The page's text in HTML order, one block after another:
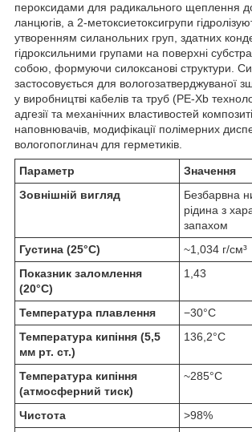
пероксидами для радикального щеплення
ланцюгів, а 2-метоксиетоксигрупи
утворенням силанольних груп, здатних
гідроксильними групами на поверхні
собою, формуючи силоксанові структури.
застосовується для вологозатверджуваної
у виробництві кабелів та труб (PE-Xb
адгезії та механічних властивостей
наповнювачів, модифікації полімерних
вологопоглинач для герметиків.
Параметр
Значення
Зовнішній вигляд
Безбарвна
рідина з
запахом
Густина (25°C)
~1,034 г/см³
Показник заломлення
(20°C)
1,43
Температура плавлення
−30°C
Температура кипіння (5,5
мм рт. ст.)
136,2°C
Температура кипіння
(атмосферний тиск)
~285°C
Чистота
>98%